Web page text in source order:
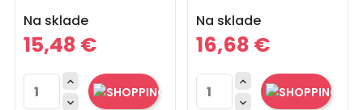
Na sklade
Cena
15,48 €


Na sklade
Cena
16,68 €

